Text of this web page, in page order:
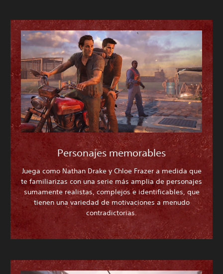
Personajes memorables
Juega como Nathan Drake y Chloe Frazer a medida que
te familiarizas con una serie más amplia de personajes
sumamente realistas, complejos e identificables, que
tienen una variedad de motivaciones a menudo
contradictorias.